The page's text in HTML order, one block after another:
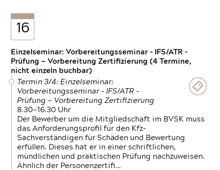
16
Einzelseminar: Vorbereitungsseminar - IFS/ATR -
Prüfung — Vorbereitung Zertifizierung (4 Termine,
nicht einzeln buchbar)
Termin 3/4: Einzelseminar:
Vorbereitungsseminar - IFS/ATR -
Prüfung — Vorbereitung Zertifizierung
8.30—16.30 Uhr
Der Bewerber um die Mitgliedschaft im BVSK muss
das Anforderungsprofil für den Kfz-
Sachverständigen für Schäden und Bewertung
erfüllen. Dieses hat er in einer schriftlichen,
mündlichen und praktischen Prüfung nachzuweisen.
Ähnlich der Personenzertifi…